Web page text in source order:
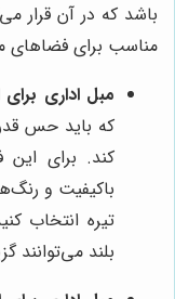
باشد که در آن قرار
مناسب برای فضاهای
مبل اداری
که باید حس
کند. برای
باکیفیت و
تیره انتخاب
بلند می‌توانند